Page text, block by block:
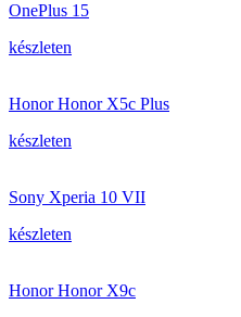
OnePlus 15
készleten
Honor Honor X5c Plus
készleten
Sony Xperia 10 VII
készleten
Honor Honor X9c